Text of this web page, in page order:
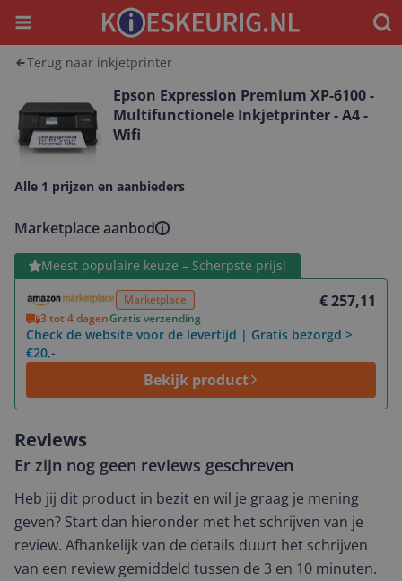
Menu
Terug naar inkjetprinter
Epson Expression Premium XP-6100 -
Multifunctionele Inkjetprinter - A4 -
Wifi
Alle 1 prijzen en aanbieders
Marketplace aanbod
Meest populaire keuze – Scherpste prijs!
Marketplace € 257,11
3 tot 4 dagenGratis verzending
Check de website voor de levertijd | Gratis bezorgd >
€20,-
Bekijk product
Bekijk product
Reviews
Er zijn nog geen reviews geschreven
Heb jij dit product in bezit en wil je graag je mening
geven? Start dan hieronder met het schrijven van je
review. Afhankelijk van de details duurt het schrijven
van een review gemiddeld tussen de 3 en 10 minuten.